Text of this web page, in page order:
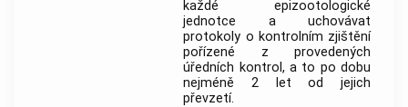
každé epizootologické
jednotce a uchovávat
protokoly o kontrolním zjištění
pořízené z provedených
úředních kontrol, a to po dobu
nejméně 2 let od jejich
převzetí.